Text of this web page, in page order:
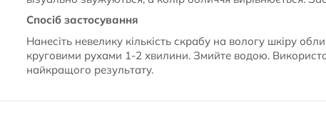
Спосіб застосування
Нанесіть невелику кількість скрабу на вологу шкіру
круговими рухами 1-2 хвилини. Змийте водою.
найкращого результату.